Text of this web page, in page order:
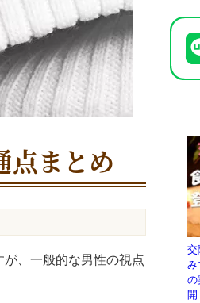
点まとめ
、一般的な男性の視点
開